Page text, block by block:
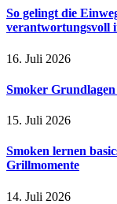
So gelingt die
verantwortungsvoll
16. Juli 2026
Smoker
15. Juli 2026
Smoken lernen
Grillmomente
14. Juli 2026